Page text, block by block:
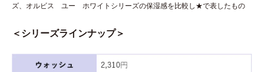
ズ、オルビス ユー ホワイトシリーズの保湿感を比較し★で表したもの
＜シリーズラインナップ＞